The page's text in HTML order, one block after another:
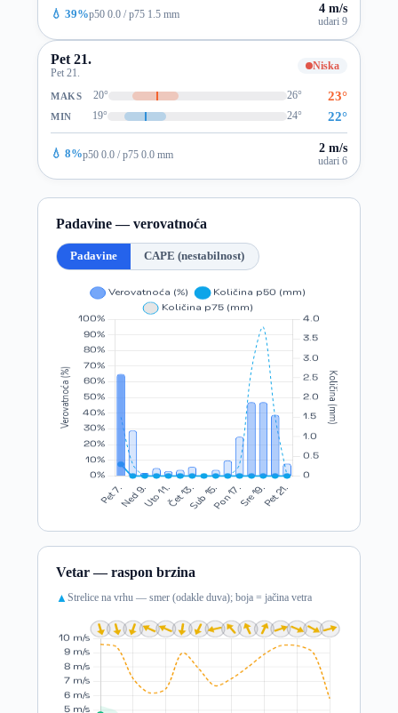
💧 39%p50 0.0 / p75 1.5 mm 4 m/s
udari 9
Pet 21.
Pet 21.
Niska
MAKS 20° 26° 23°
MIN 19° 24° 22°
💧 8%p50 0.0 / p75 0.0 mm 2 m/s
udari 6
Padavine — verovatnoća
Padavine CAPE (nestabilnost)
Vetar — raspon brzina
▲ Strelice na vrhu — smer (odakle duva); boja = jačina vetra